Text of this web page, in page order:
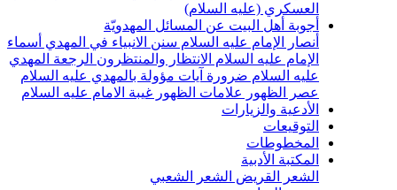
(عليه السلام)
أهل البيت عن المسائل المهدويّة
الإمام عليه السلامسنن الانبياء في المهديأسماء
عليه السلامالانتظار والمنتظرونالرجعةالمهدي
السلام ضرورة آيات مؤولة بالمهدي عليه السلام
علامات الظهورغيبة الامام عليه السلام
والزيارات
الأدبية
الشعر الشعبي